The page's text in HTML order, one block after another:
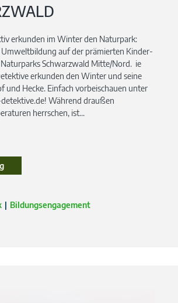
erkunden im Winter den Naturpark:
auf der prämierten Kinder-
Schwarzwald Mitte/Nord. ie
erkunden den Winter und seine
und Hecke. Einfach vorbeischauen unter
Während draußen
herrschen, ist...
Zum Beitrag
Bildungsengagement